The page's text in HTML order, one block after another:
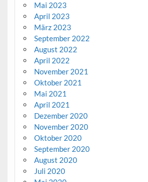
Mai 2023
April 2023
März 2023
September 2022
August 2022
April 2022
November 2021
Oktober 2021
Mai 2021
April 2021
Dezember 2020
November 2020
Oktober 2020
September 2020
August 2020
Juli 2020